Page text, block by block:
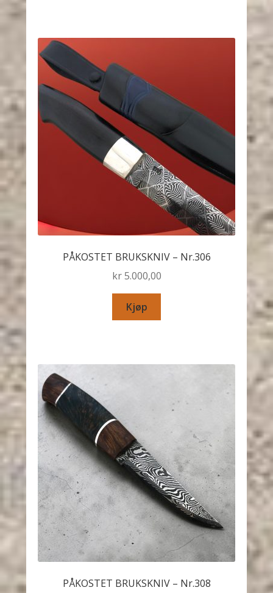
PÅKOSTET BRUKSKNIV – Nr.306
kr5.000,00
Kjøp
PÅKOSTET BRUKSKNIV – Nr.308